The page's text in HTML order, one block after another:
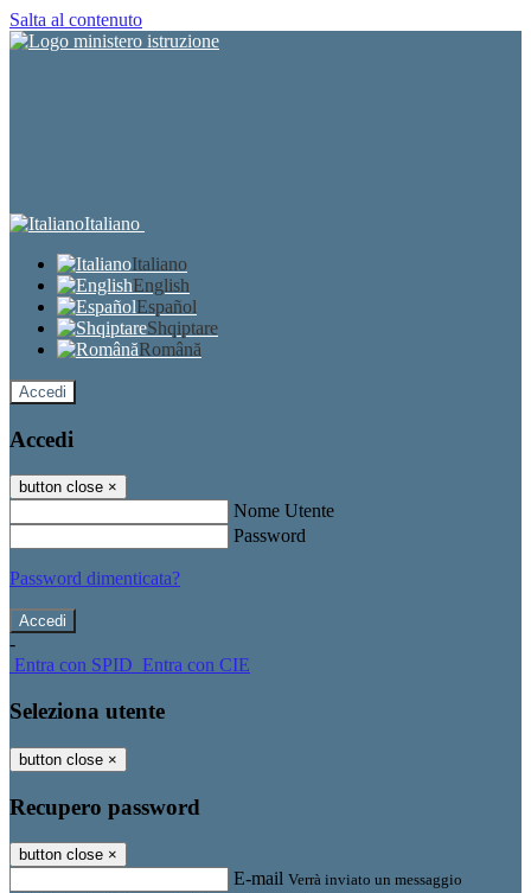
Salta al contenuto
Italiano
Italiano
English
Español
Shqiptare
Română
Accedi
Accedi
button close ×
Nome Utente
Password
Password dimenticata?
-
Entra con SPID Entra con CIE
Seleziona utente
button close ×
Recupero password
button close ×
E-mail Verrà inviato un messaggio